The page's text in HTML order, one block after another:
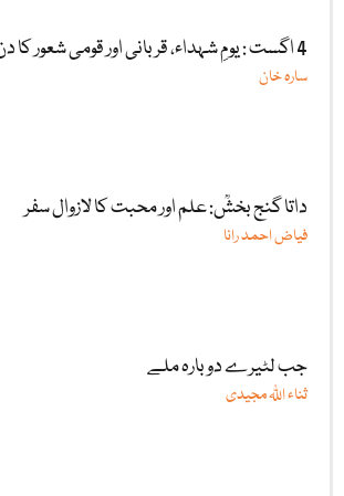
4 اگست : یومِ شہداء، قربانی اور قومی شعور کا دن
سارہ خان
داتا گنج بخشؒ: علم اور محبت کا لازوال سفر
فیاض احمد رانا
جب لٹیرے دوبارہ ملے
ثناء اللّٰہ مجیدی